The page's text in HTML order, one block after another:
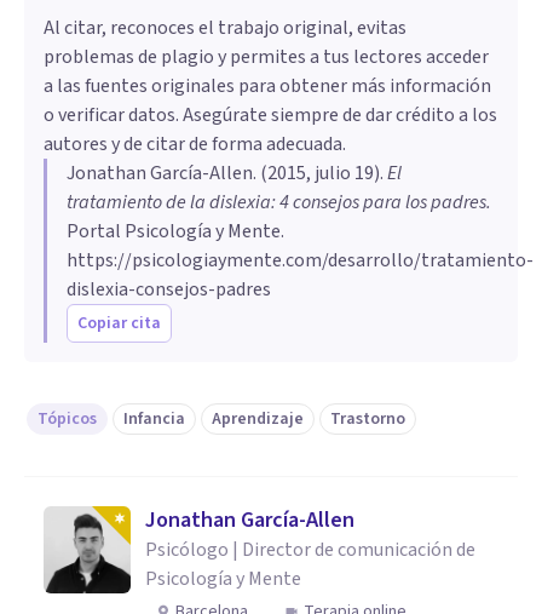
Al citar, reconoces el trabajo original, evitas
problemas de plagio y permites a tus lectores acceder
a las fuentes originales para obtener más información
o verificar datos. Asegúrate siempre de dar crédito a los
autores y de citar de forma adecuada.
Jonathan García-Allen. (2015, julio 19).El
tratamiento de la dislexia: 4 consejos para los padres.
Portal Psicología y Mente.
https://psicologiaymente.com/desarrollo/tratamiento-
dislexia-consejos-padres
Copiar cita
Tópicos Infancia Aprendizaje Trastorno
Jonathan García-Allen
Psicólogo | Director de comunicación de
Psicología y Mente